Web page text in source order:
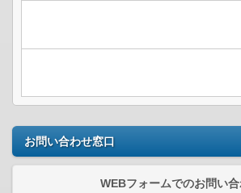
お問い合わせ窓口
WEBフォームでのお問い